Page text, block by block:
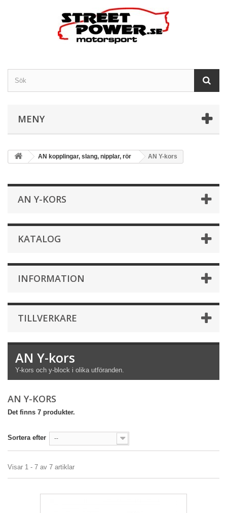
MENY
AN kopplingar, slang, nipplar, rör AN Y-kors
AN Y-KORS
KATALOG
INFORMATION
TILLVERKARE
AN Y-kors
Y-kors och y-block i olika utföranden.
AN Y-KORS
Det finns 7 produkter.
Sortera efter --
Visar 1 - 7 av 7 artiklar